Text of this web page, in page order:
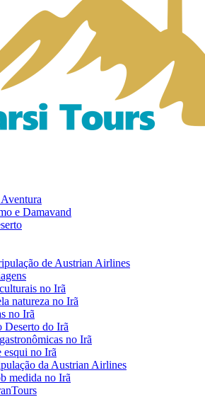
e Damavand
de Austrian Airlines
no Irã
natureza no Irã
no Irã
Deserto do Irã
no Irã
esqui no Irã
da Austrian Airlines
medida no Irã